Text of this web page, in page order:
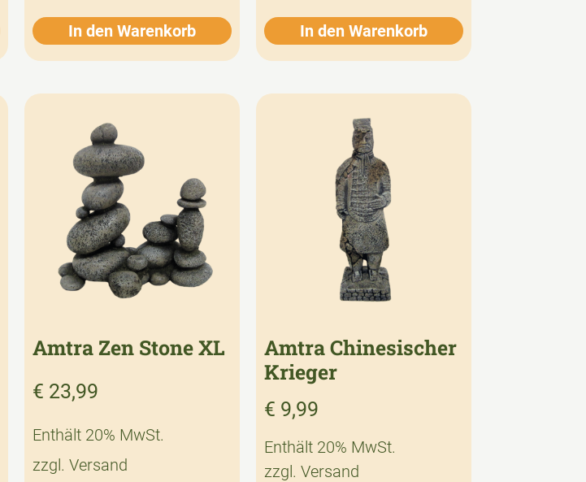
In den Warenkorb In den Warenkorb
Amtra Zen Stone XL
€ 23,99
Enthält 20% MwSt.
zzgl.Versand
Amtra Chinesischer
Krieger
€ 9,99
Enthält 20% MwSt.
zzgl. Versand